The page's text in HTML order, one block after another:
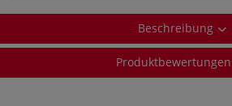
Beschreibung
Produktbewertungen